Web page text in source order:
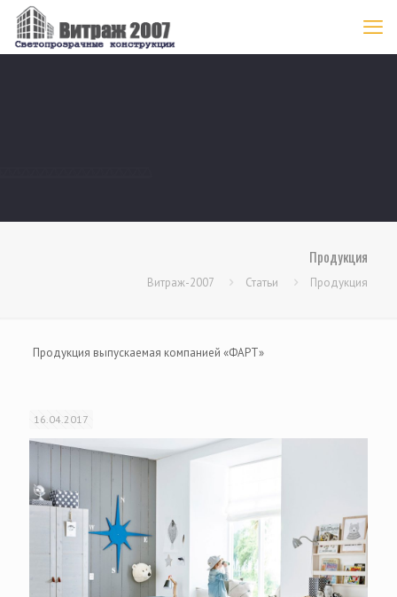
Продукция
Витраж-2007 Статьи Продукция
Продукция выпускаемая компанией «ФАРТ»
16.04.2017